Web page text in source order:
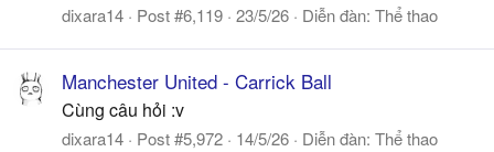
dixara14 Post #6,119 23/5/26 Diễn đàn: Thể thao
Manchester United - Carrick Ball
Cùng câu hỏi :v
dixara14 Post #5,972 14/5/26 Diễn đàn: Thể thao